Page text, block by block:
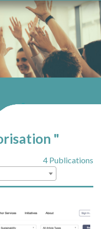
MENU
"
4 Publications